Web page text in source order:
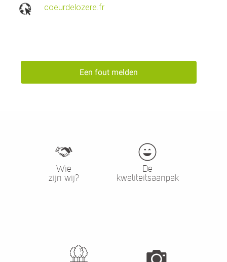
coeurdelozere.fr
Een fout melden
Wie
zijn wij?
De
kwaliteitsaanpak